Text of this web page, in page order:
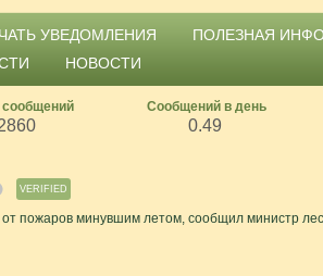
УВЕДОМЛЕНИЯ ПОЛЕЗНАЯ
НОВОСТИ
сообщений Сообщений в день
0.49
VERIFIED
пожаров минувшим летом, сообщил министр